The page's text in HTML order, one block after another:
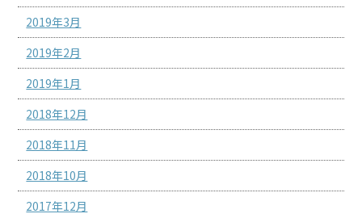
2019年3月
2019年2月
2019年1月
2018年12月
2018年11月
2018年10月
2017年12月